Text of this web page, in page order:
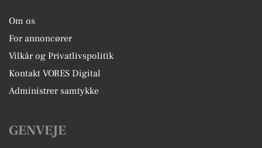
Om os
For annoncører
Vilkår og Privatlivspolitik
Kontakt VORES Digital
Administrer samtykke
GENVEJE